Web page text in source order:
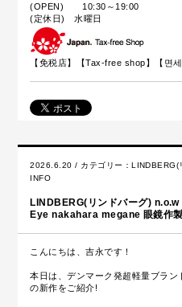
(OPEN) 10:30～19:00
(定休日) 水曜日
【免税店】【Tax-free shop】【면세
2026.6.20 / カテゴリー：LINDBERG(
INFO
LINDBERG(リンドバーグ)
Eye nakahara megane 眼鏡作
こんにちは、吉永です！
本日は、デンマーク発超軽量ブラ
の新作をご紹介!